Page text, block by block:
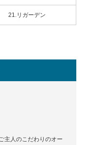
21.リガーデン
主人のこだわりのオー